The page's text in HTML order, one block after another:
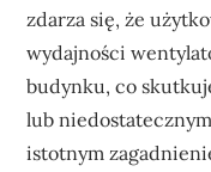
zdarza się, że
wydajności
budynku, co
lub
istotnym